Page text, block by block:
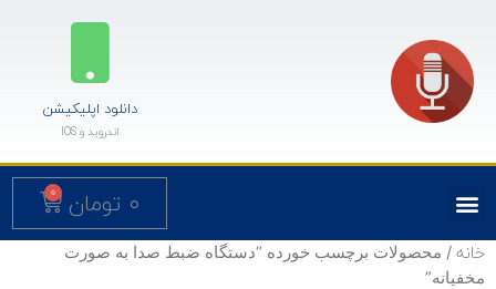
دانلود اپلیکیشن
اندروید و IOS
۰ تومان 0
خانه / محصولات برچسب خورده “دستگاه ضبط صدا به صورت
مخفيانه”